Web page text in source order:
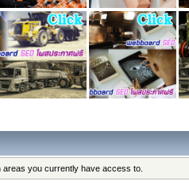
you currently have access to.